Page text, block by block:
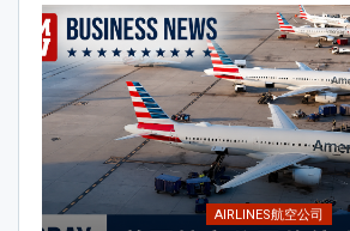
AIRLINES航空公司